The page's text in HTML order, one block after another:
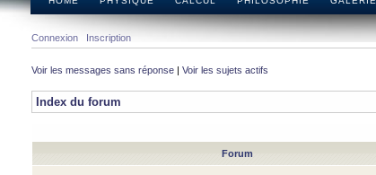
Connexion Inscription
Voir les messages sans réponse | Voir les sujets actifs
Index du forum
Forum